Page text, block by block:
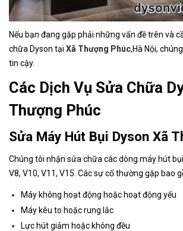
Nếu bạn đang gặp phải những vấn đề trên và
chữa Dyson tại Xã Thượng Phúc,Hà Nội,
tin cậy.
Các Dịch Vụ Sửa Chữa
Thượng Phúc
Sửa Máy Hút Bụi Dyson Xã
Chúng tôi nhận sửa chữa các dòng máy hút
V8, V10, V11, V15. Các sự cố thường gặp bao
Máy không hoạt động hoặc hoạt động yếu
Máy kêu to hoặc rung lắc
Lực hút giảm hoặc không đều